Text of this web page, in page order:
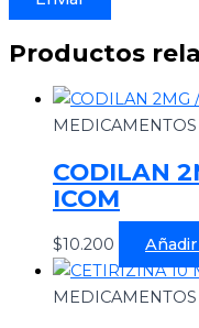
Productos
CODILAN
ICOM
$10.200